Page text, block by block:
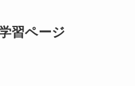
習ページ